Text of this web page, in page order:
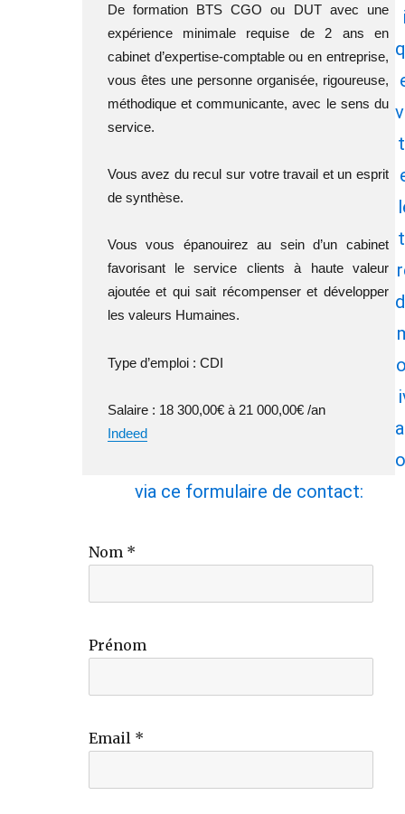
De formation BTS CGO ou DUT avec une
expérience minimale requise de 2 ans en
cabinet d’expertise-comptable ou en entreprise,
vous êtes une personne organisée, rigoureuse,
méthodique et communicante, avec le sens du
service.
Vous avez du recul sur votre travail et un esprit
de synthèse.
Vous vous épanouirez au sein d’un cabinet
favorisant le service clients à haute valeur
ajoutée et qui sait récompenser et développer
les valeurs Humaines.
Type d’emploi : CDI
Salaire : 18 300,00€ à 21 000,00€ /an
Indeed
via ce formulaire de contact:
Nom *
Prénom
Email *